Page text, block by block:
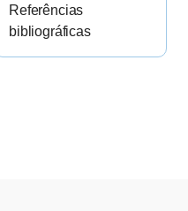
Referências
bibliográficas